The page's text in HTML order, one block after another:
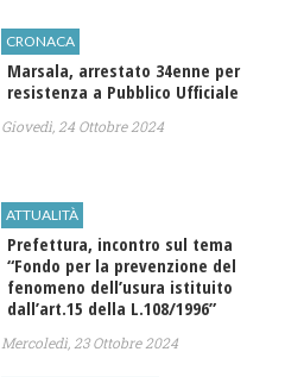
CRONACA
Marsala, arrestato 34enne per
resistenza a Pubblico Ufficiale
Giovedì, 24 Ottobre 2024
ATTUALITÀ
Prefettura, incontro sul tema
“Fondo per la prevenzione del
fenomeno dell’usura istituito
dall’art.15 della L.108/1996”
Mercoledì, 23 Ottobre 2024